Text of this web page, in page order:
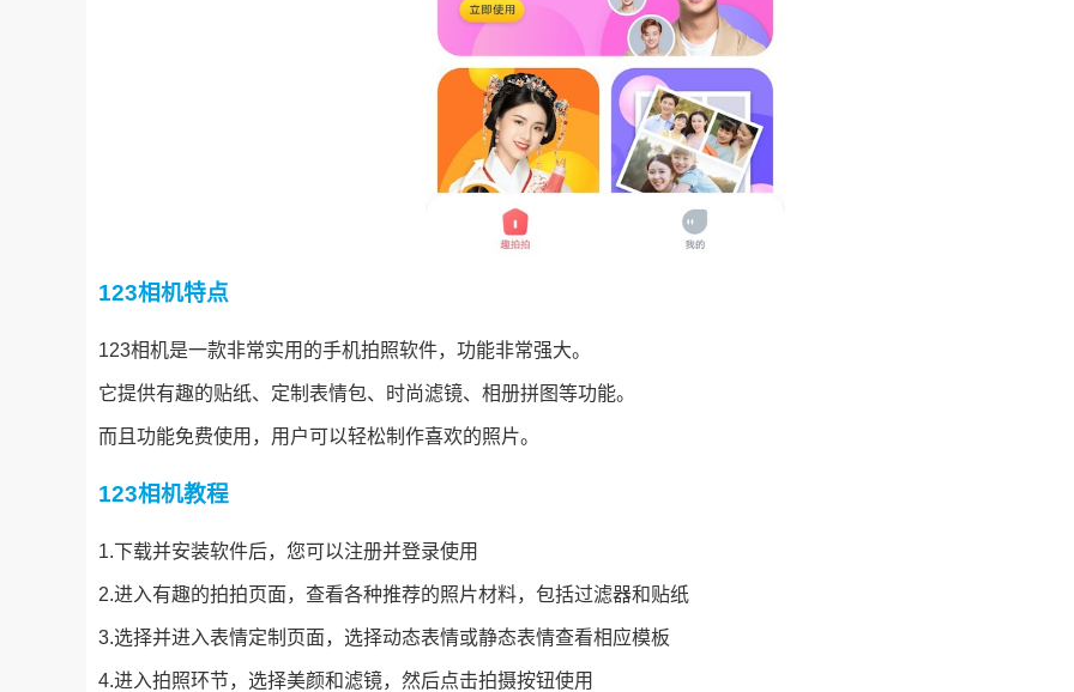
123相机特点
123相机是一款非常实用的手机拍照软件，功能非常强大。
它提供有趣的贴纸、定制表情包、时尚滤镜、相册拼图等功能。
而且功能免费使用，用户可以轻松制作喜欢的照片。
123相机教程
1.下载并安装软件后，您可以注册并登录使用
2.进入有趣的拍拍页面，查看各种推荐的照片材料，包括过滤器和贴纸
3.选择并进入表情定制页面，选择动态表情或静态表情查看相应模板
4.进入拍照环节，选择美颜和滤镜，然后点击拍摄按钮使用